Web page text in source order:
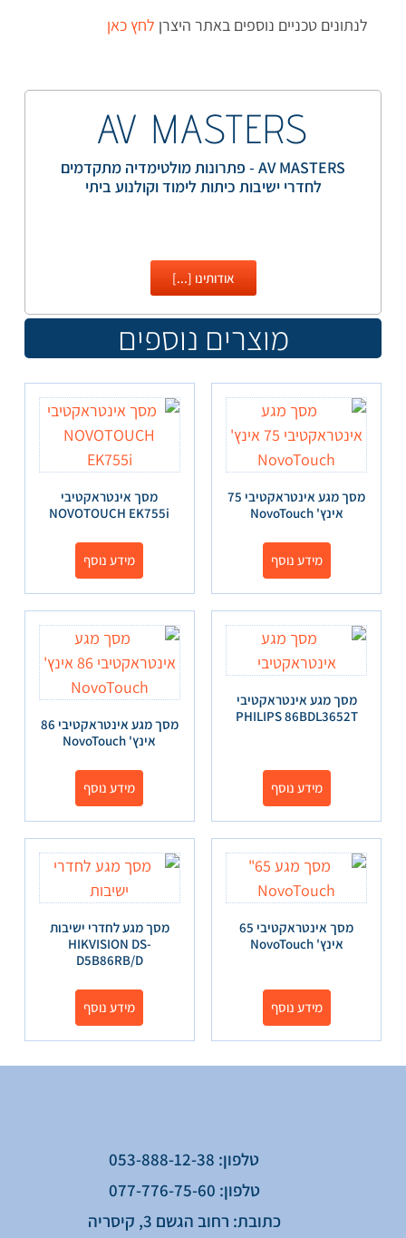
לנתונים טכניים נוספים באתר היצרן לחץ כאן
AV MASTERS
AV MASTERS - פתרונות מולטימדיה מתקדמים
לחדרי ישיבות כיתות לימוד וקולנוע ביתי
אודותינו [...]
מוצרים נוספים
מסך מגע אינטראקטיבי 75
אינץ' NovoTouch
מידע נוסף
מסך אינטראקטיבי
NOVOTOUCH EK755i
מידע נוסף
מסך מגע אינטראקטיבי
PHILIPS 86BDL3652T
מידע נוסף
מסך מגע אינטראקטיבי 86
אינץ' NovoTouch
מידע נוסף
מסך אינטראקטיבי 65
אינץ' NovoTouch
מידע נוסף
מסך מגע לחדרי ישיבות
HIKVISION DS-
D5B86RB/D
מידע נוסף
טלפון: 053-888-12-38
טלפון: 077-776-75-60
כתובת: רחוב הגשם 3, קיסריה